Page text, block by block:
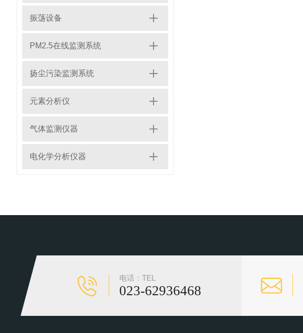
振荡设备
PM2.5在线监测系统
扬尘污染监测系统
元素分析仪
气体监测仪器
电化学分析仪器
电话：TEL
023-62936468